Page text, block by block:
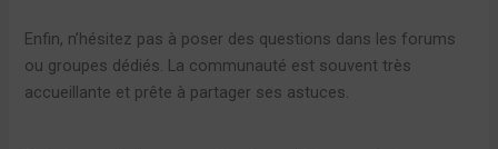
Enfin, n’hésitez pas à poser des questions dans les forums
ou groupes dédiés. La communauté est souvent très
accueillante et prête à partager ses astuces.